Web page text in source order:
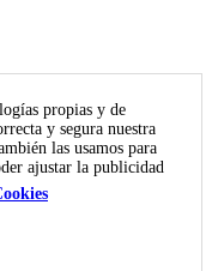
propias y de
y segura nuestra
las usamos para
ajustar la publicidad